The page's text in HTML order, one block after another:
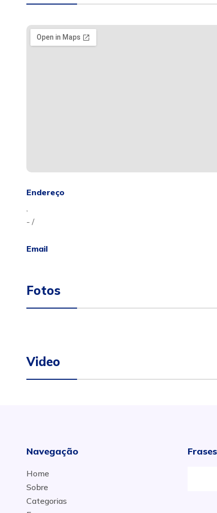
Endereço
,
- /
Email
Fotos
Video
Navegação
Home
Sobre
Categorias